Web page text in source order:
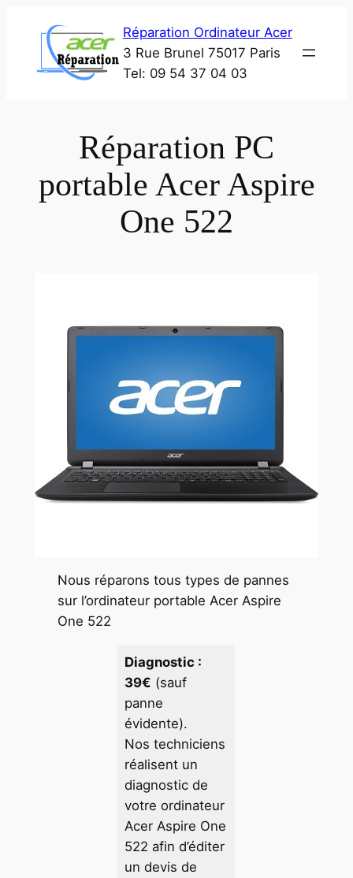
contenu
Réparation Ordinateur Acer
3 Rue Brunel 75017 Paris
Tel: 09 54 37 04 03
Réparation PC
portable Acer Aspire
One 522
Nous réparons tous types de pannes
sur l’ordinateur portable Acer Aspire
One 522
Diagnostic :
39€ (sauf
panne
évidente).
Nos techniciens
réalisent un
diagnostic de
votre ordinateur
Acer Aspire One
522 afin d’éditer
un devis de